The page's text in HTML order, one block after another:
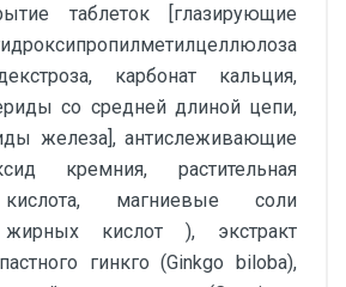
таблеток [глазирующие
карбонат кальция,
со средней длиной цепи,
железа], антислеживающие
кремния, растительная
кислота, магниевые соли
жирных кислот ), экстракт
гинкго (Ginkgo biloba),